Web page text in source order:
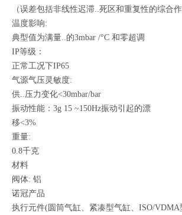
（误差包括非线性迟滞..死区和重复性的综合作
温度影响:
典型值为满量..的3mbar /°C 和零超调
IP等级：
正常工况下IP65
气源气压灵敏度:
供..压力变化<30mbar/bar
振动性能：3g 15 ~150Hz振动引起的漂
移<3%
重量:
0.8千克
材料
阀体: 铝
诺冠产品
执行元件(圆筒气缸、紧凑型气缸、ISO/